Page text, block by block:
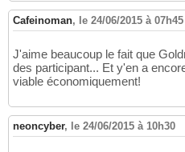
Cafeinoman, le 24/06/2015 à 07h45
J'aime beaucoup le fait que
des participant... Et y'en a
viable économiquement!
neoncyber, le 24/06/2015 à 10h30